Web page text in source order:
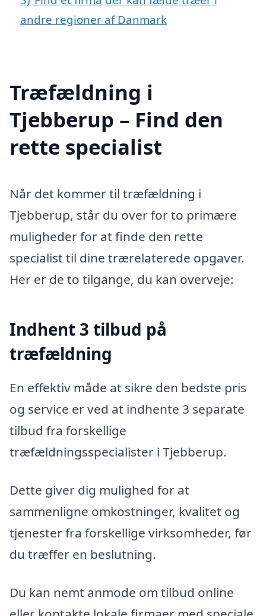
andre regioner af Danmark
Træfældning i
Tjebberup – Find den
rette specialist
Når det kommer til træfældning i
Tjebberup, står du over for to primære
muligheder for at finde den rette
specialist til dine trærelaterede opgaver.
Her er de to tilgange, du kan overveje:
Indhent 3 tilbud på
træfældning
En effektiv måde at sikre den bedste pris
og service er ved at indhente 3 separate
tilbud fra forskellige
træfældningsspecialister i Tjebberup.
Dette giver dig mulighed for at
sammenligne omkostninger, kvalitet og
tjenester fra forskellige virksomheder, før
du træffer en beslutning.
Du kan nemt anmode om tilbud online